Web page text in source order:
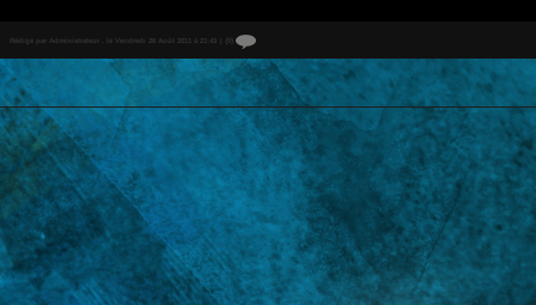
Rédigé par Administrateur . le Vendredi 26 Août 2011 à 21:43 |{0}